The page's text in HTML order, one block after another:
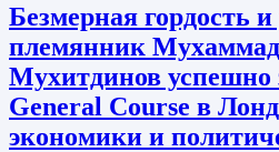
Безмерная гордость
племянник
Мухитдинов успешно
General Course в
экономики и